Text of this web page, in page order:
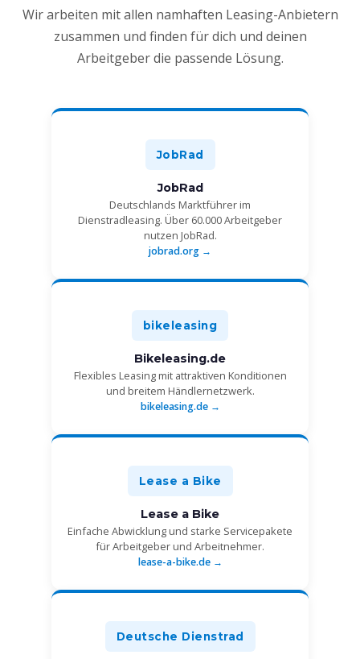
Wir arbeiten mit allen namhaften Leasing-Anbietern
zusammen und finden für dich und deinen
Arbeitgeber die passende Lösung.
JobRad
JobRad
Deutschlands Marktführer im
Dienstradleasing. Über 60.000 Arbeitgeber
nutzen JobRad.
jobrad.org →
bikeleasing
Bikeleasing.de
Flexibles Leasing mit attraktiven Konditionen
und breitem Händlernetzwerk.
bikeleasing.de →
Lease a Bike
Lease a Bike
Einfache Abwicklung und starke Servicepakete
für Arbeitgeber und Arbeitnehmer.
lease-a-bike.de →
Deutsche Dienstrad